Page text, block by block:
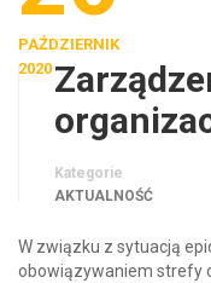
PAŹDZIERNIK
2020
Kategorie
AKTUALNOŚĆ
W związku z sytuacją
obowiązywaniem strefy